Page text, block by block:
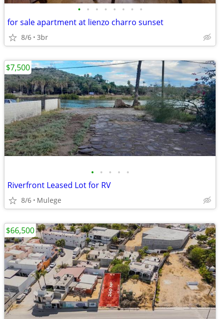
• • • • • • • •
for sale apartment at lienzo charro sunset
8/6 3br
• • • • •
Riverfront Leased Lot for RV
8/6 Mulege
$7,500
$66,500